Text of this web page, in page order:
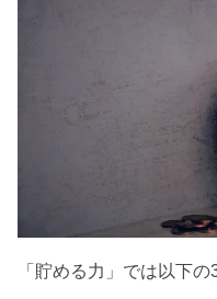
「貯める力」では以下